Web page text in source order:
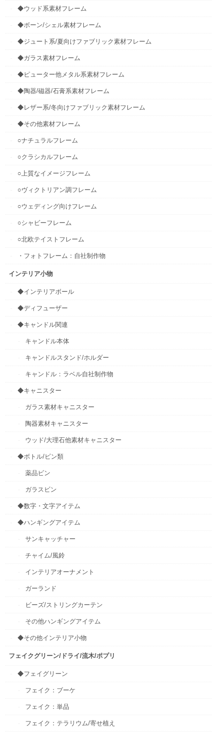
◆ウッド系素材フレーム
◆ボーン/シェル素材フレーム
◆ジュート系/夏向けファブリック素材フレーム
◆ガラス素材フレーム
◆ピューター他メタル系素材フレーム
◆陶器/磁器/石膏系素材フレーム
◆レザー系/冬向けファブリック素材フレーム
◆その他素材フレーム
○ナチュラルフレーム
○クラシカルフレーム
○上質なイメージフレーム
○ヴィクトリアン調フレーム
○ウェディング向けフレーム
○シャビーフレーム
○北欧テイストフレーム
・フォトフレーム：自社制作物
インテリア小物
◆インテリアボール
◆ディフューザー
◆キャンドル関連
キャンドル本体
キャンドルスタンド/ホルダー
キャンドル：ラベル自社制作物
◆キャニスター
ガラス素材キャニスター
陶器素材キャニスター
ウッド/大理石他素材キャニスター
◆ボトル/ビン類
薬品ビン
ガラスビン
◆数字・文字アイテム
◆ハンギングアイテム
サンキャッチャー
チャイム/風鈴
インテリアオーナメント
ガーランド
ビーズ/ストリングカーテン
その他ハンギングアイテム
◆その他インテリア小物
フェイクグリーン/ドライ/流木/ポプリ
◆フェイグリーン
フェイク：ブーケ
フェイク：単品
フェイク：テラリウム/寄せ植え